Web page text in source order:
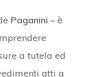
Paganini – è
a tutela ed
atti a